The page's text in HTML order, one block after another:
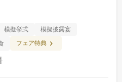
模擬挙式
模擬披露宴
フェア特典